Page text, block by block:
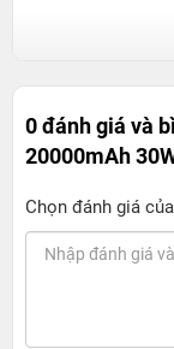
0 đánh giá và
20000mAh
Chọn đánh giá